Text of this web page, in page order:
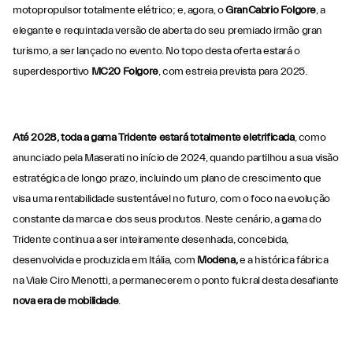
motopropulsor totalmente elétrico; e, agora, oGranCabrio Folgore, a
elegante e requintada versão de aberta do seu premiado irmão gran
turismo, a ser lançado no evento. No topo desta oferta estará o
superdesportivo MC20 Folgore, com estreia prevista para 2025.
Até 2028, toda a gama Tridente estará totalmente eletrificada, como
anunciado pela Maserati no início de 2024, quando partilhou a sua visão
estratégica de longo prazo, incluindo um plano de crescimento que
visa uma rentabilidade sustentável no futuro, com o foco na evolução
constante da marca e dos seus produtos. Neste cenário, a gama do
Tridente continua a ser inteiramente desenhada, concebida,
desenvolvida e produzida em Itália, com Modena,e a histórica fábrica
na Viale Ciro Menotti, a permanecerem o ponto fulcral desta desafiante
nova era de mobilidade.